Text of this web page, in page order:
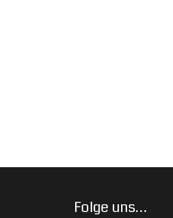
Folge uns…